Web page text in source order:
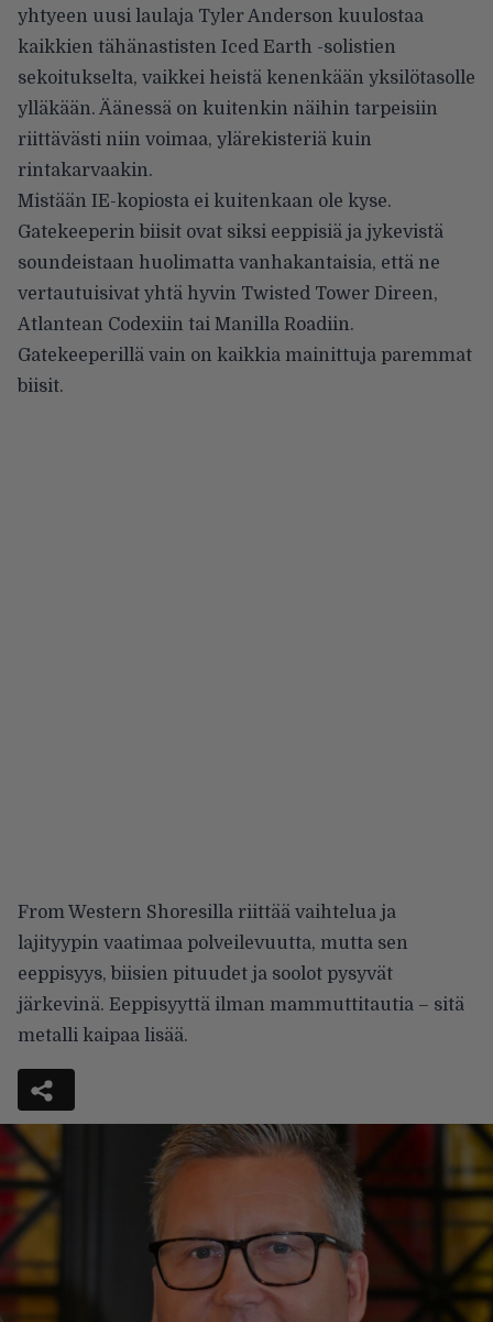
yhtyeen uusi laulaja Tyler Anderson kuulostaa
kaikkien tähänastisten Iced Earth -solistien
sekoitukselta, vaikkei heistä kenenkään yksilötasolle
ylläkään. Äänessä on kuitenkin näihin tarpeisiin
riittävästi niin voimaa, ylärekisteriä kuin
rintakarvaakin.
Mistään IE-kopiosta ei kuitenkaan ole kyse.
Gatekeeperin biisit ovat siksi eeppisiä ja jykevistä
soundeistaan huolimatta vanhakantaisia, että ne
vertautuisivat yhtä hyvin Twisted Tower Direen,
Atlantean Codexiin tai Manilla Roadiin.
Gatekeeperillä vain on kaikkia mainittuja paremmat
biisit.
From Western Shoresilla riittää vaihtelua ja
lajityypin vaatimaa polveilevuutta, mutta sen
eeppisyys, biisien pituudet ja soolot pysyvät
järkevinä. Eeppisyyttä ilman mammuttitautia – sitä
metalli kaipaa lisää.